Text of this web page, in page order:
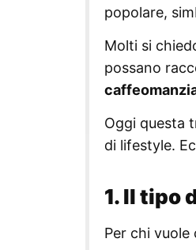
popolare,
Molti si
possano
Oggi questa
di lifestyle.
1. Il tipo
Per chi vuole